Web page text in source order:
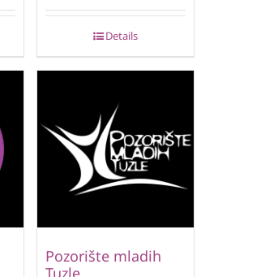
Details
Pozorište mladih
Tuzle